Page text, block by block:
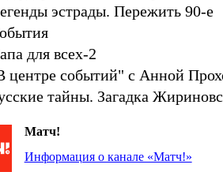
эстрады. Пережить 90-е
для всех-2
центре событий" с Анной
тайны. Загадка
Матч!
Информация о канале «Матч!»